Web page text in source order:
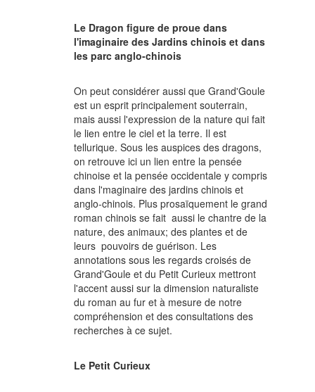
Le Dragon figure de proue dans
l'imaginaire des Jardins chinois et dans
les parc anglo-chinois
On peut considérer aussi que Grand'Goule
est un esprit principalement souterrain,
mais aussi l'expression de la nature qui fait
le lien entre le ciel et la terre. Il est
tellurique. Sous les auspices des dragons,
on retrouve ici un lien entre la pensée
chinoise et la pensée occidentale y compris
dans l'maginaire des jardins chinois et
anglo-chinois. Plus prosaïquement le grand
roman chinois se fait aussi le chantre de la
nature, des animaux; des plantes et de
leurs pouvoirs de guérison. Les
annotations sous les regards croisés de
Grand'Goule et du Petit Curieux mettront
l'accent aussi sur la dimension naturaliste
du roman au fur et à mesure de notre
compréhension et des consultations des
recherches à ce sujet.
Le Petit Curieux